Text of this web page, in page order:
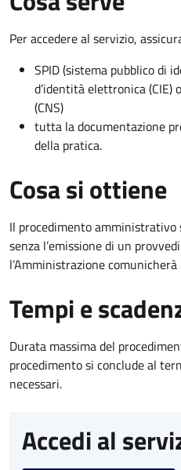
Per accedere al servizio,
SPID (sistema pubblico di
d’identità elettronica (CIE)
(CNS)
tutta la documentazione
della pratica.
Cosa si ottiene
Il procedimento
senza l’emissione di un
l’Amministrazione comunicherà
Tempi e
Durata massima del
procedimento si conclude al
necessari.
Accedi al